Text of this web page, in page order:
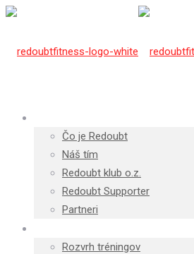
Čo je Redoubt
Náš tím
Redoubt klub o.z.
Redoubt Supporter
Partneri
Rozvrh tréningov